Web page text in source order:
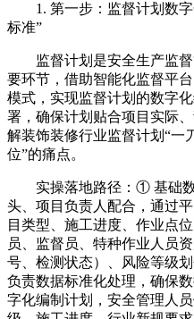
1. 第一步：监督计划数
标准”
监督计划是安全生产监
要环节，借助智能化监督平
模式，实现监督计划的数字
署，确保计划贴合项目实际
解装饰装修行业监督计划“一
位”的痛点。
实操落地路径：① 基础
头、项目负责人配合，通过
目类型、施工进度、作业点
员、监督员、特种作业人员
号、检测状态）、风险等级
负责数据标准化处理，确保
字化编制计划，安全管理人